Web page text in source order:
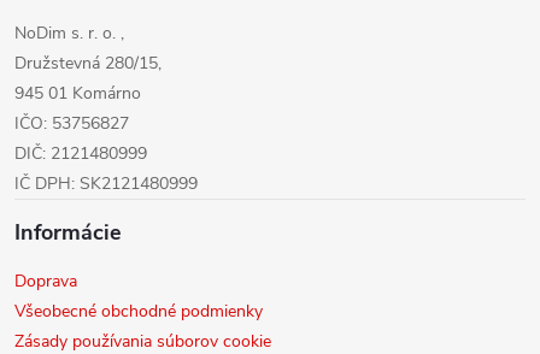
eNoDim s. r. o. ,
Družstevná 280/15,
945 01 Komárno
IČO: 53756827
DIČ: 2121480999
IČ DPH: SK2121480999
Informácie
Doprava
Všeobecné obchodné podmienky
Zásady používania súborov cookie